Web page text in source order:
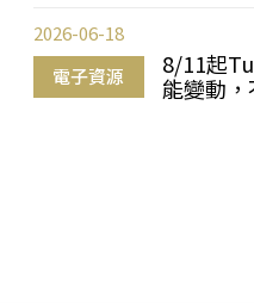
電子資源
8/11起
能變動
2026-06-18